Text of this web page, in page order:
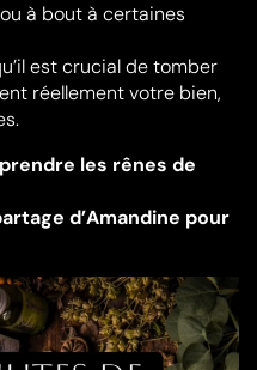
à bout à certaines
est crucial de tomber
réellement votre bien,
les rênes de
d’Amandine pour